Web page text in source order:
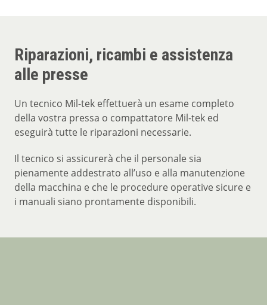
Riparazioni, ricambi e assistenza
alle presse
Un tecnico Mil-tek effettuerà un esame completo
della vostra pressa o compattatore Mil-tek ed
eseguirà tutte le riparazioni necessarie.
Il tecnico si assicurerà che il personale sia
pienamente addestrato all’uso e alla manutenzione
della macchina e che le procedure operative sicure e
i manuali siano prontamente disponibili.